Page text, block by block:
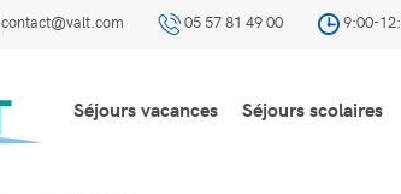
contact@valt.com 05 57 81 49 00 9:00-
Séjours vacances Séjours scolaires